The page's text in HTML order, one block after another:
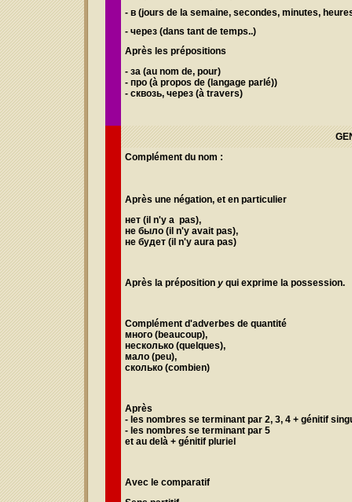
- в (jours de la semaine, secondes, minutes,
- через (dans tant de temps..)
Après les prépositions
- за (au nom de, pour)
- про (à propos de (langage parlé))
- сквозь, через (à travers)
Complément du nom :
Après une négation, et en particulier
нет (il n'y a pas),
не было (il n'y avait pas),
не будет (il n'y aura pas)
Après la préposition у qui exprime la possession.
Complément d'adverbes de quantité
много (beaucoup),
несколько(quelques),
мало(peu),
сколько(combien)
Après
- les nombres se terminant par 2, 3, 4 + génitif
- les nombres se terminant par 5
et au delà + génitif pluriel
Avec le comparatif